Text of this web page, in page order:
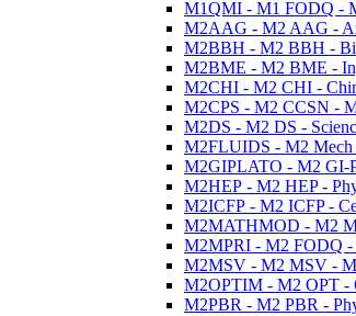
M1QMI - M1 FODQ -
M2AAG - M2 AAG -
M2BBH - M2 BBH -
M2BME - M2 BME -
M2CHI - M2 CHI -
M2CPS - M2 CCSN -
M2DS - M2 DS -
M2FLUIDS - M2 Mech
M2GIPLATO - M2 GI-
M2HEP - M2 HEP -
M2ICFP - M2 ICFP -
M2MATHMOD - M2
M2MPRI - M2 FODQ -
M2MSV - M2 MSV -
M2OPTIM - M2 OPT -
M2PBR - M2 PBR -